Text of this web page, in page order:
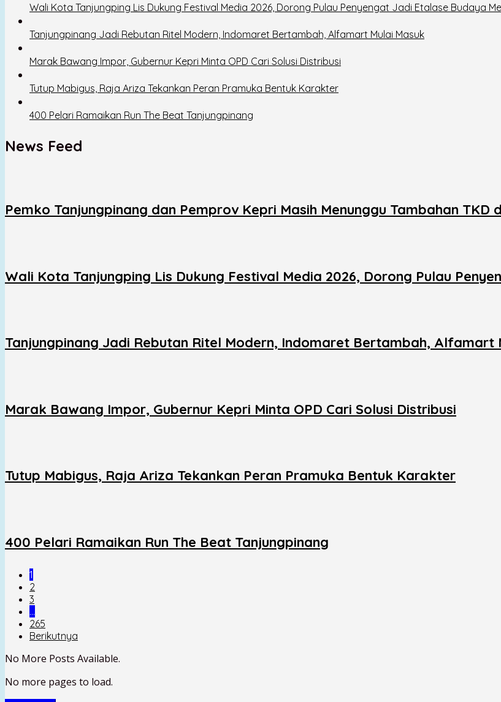
Wali Kota Tanjungping Lis Dukung Festival Media 2026, Dorong Pulau Penyengat Jadi Etalase Budaya
Tanjungpinang Jadi Rebutan Ritel Modern, Indomaret Bertambah, Alfamart Mulai Masuk
Marak Bawang Impor, Gubernur Kepri Minta OPD Cari Solusi Distribusi
Tutup Mabigus, Raja Ariza Tekankan Peran Pramuka Bentuk Karakter
400 Pelari Ramaikan Run The Beat Tanjungpinang
News Feed
Pemko Tanjungpinang dan Pemprov Kepri Masih Menunggu Tambahan TKD
Wali Kota Tanjungping Lis Dukung Festival Media 2026, Dorong Pulau
Tanjungpinang Jadi Rebutan Ritel Modern, Indomaret Bertambah, Alfamart
Marak Bawang Impor, Gubernur Kepri Minta OPD Cari Solusi Distribusi
Tutup Mabigus, Raja Ariza Tekankan Peran Pramuka Bentuk Karakter
400 Pelari Ramaikan Run The Beat Tanjungpinang
1
2
3
…
265
Berikutnya
No More Posts Available.
No more pages to load.